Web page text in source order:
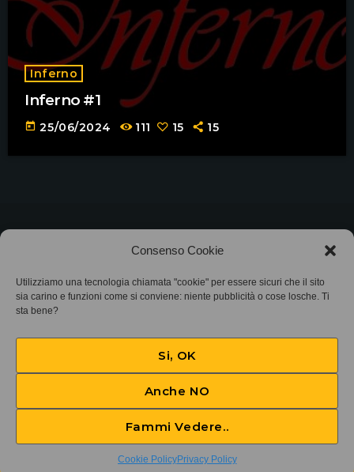
Consenso Cookie
Utilizziamo una tecnologia chiamata "cookie" per essere sicuri che il sito
sia carino e funzioni come si conviene: niente pubblicità o cose losche. Ti
sta bene?
Si, OK
Anche NO
Fammi Vedere..
Cookie PolicyPrivacy Policy
Santana
Inferno
Inferno #1
today 25/06/2024 111 15 15
Associazione Bandito • CF 97882400019 •
Privacy Policy•Cookie Policy (UE) • Protocollo
SIAE 7425